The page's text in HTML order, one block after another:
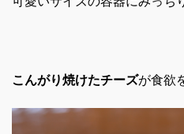
こんがり焼けたチーズが食欲